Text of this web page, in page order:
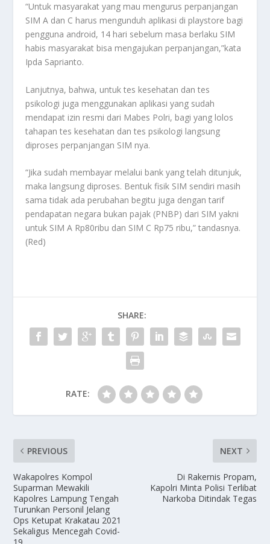
“Untuk masyarakat yang mau mengurus perpanjangan
SIM A dan C harus mengunduh aplikasi di playstore bagi
pengguna android, 14 hari sebelum masa berlaku SIM
habis masyarakat bisa mengajukan perpanjangan,”kata
Ipda Saprianto.
Lanjutnya, bahwa, untuk tes kesehatan dan tes
psikologi juga menggunakan aplikasi yang sudah
mendapat izin resmi dari Mabes Polri, bagi yang lolos
tahapan tes kesehatan dan tes psikologi langsung
diproses perpanjangan SIM nya.
“Jika sudah membayar melalui bank yang telah ditunjuk,
maka langsung diproses. Bentuk fisik SIM sendiri masih
sama tidak ada perubahan begitu juga dengan tarif
pendapatan negara bukan pajak (PNBP) dari SIM yakni
untuk SIM A Rp80ribu dan SIM C Rp75 ribu,” tandasnya.
(Red)
SHARE:
RATE:
PREVIOUS
Wakapolres Kompol
Suparman Mewakili
Kapolres Lampung Tengah
Turunkan Personil Jelang
Ops Ketupat Krakatau 2021
Sekaligus Mencegah Covid-
NEXT
Di Rakernis Propam,
Kapolri Minta Polisi Terlibat
Narkoba Ditindak Tegas